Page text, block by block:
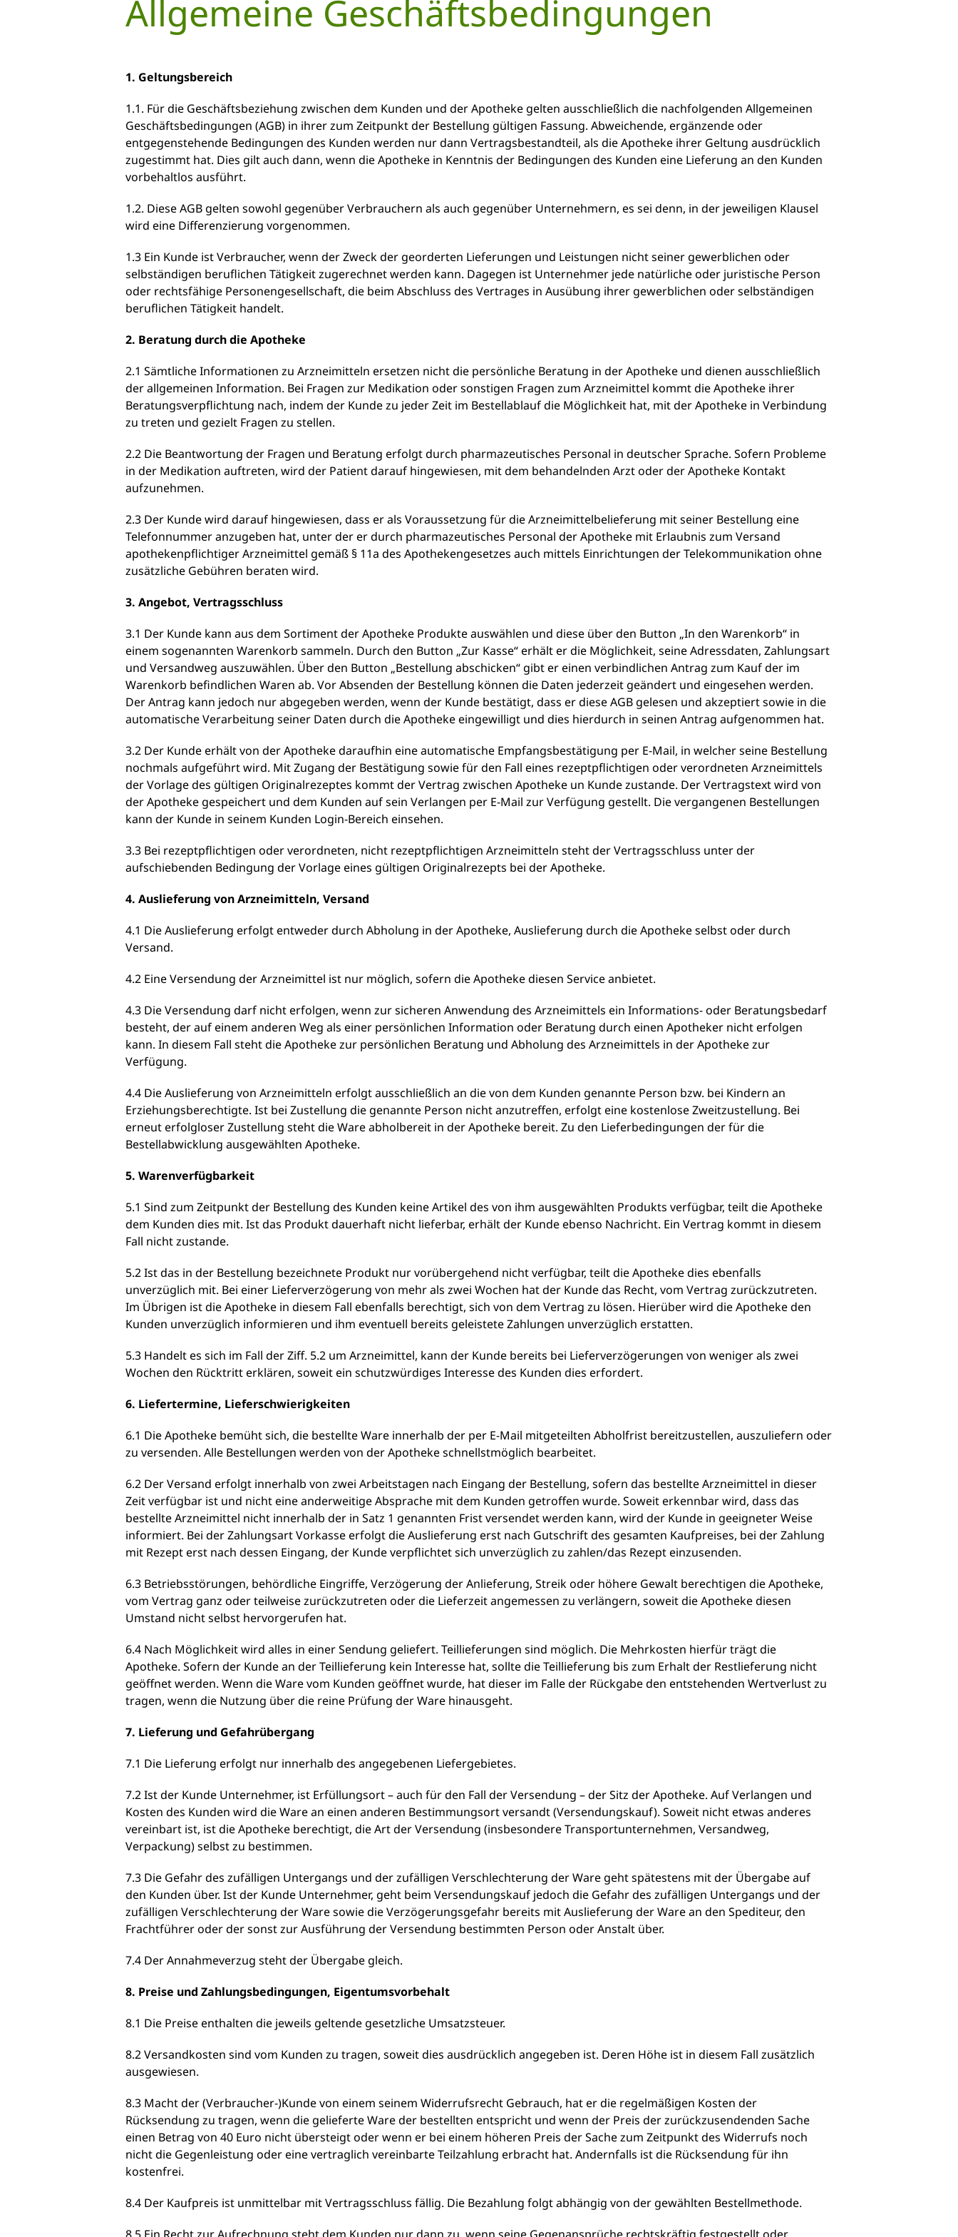
Allgemeine Geschäftsbedingungen
1. Geltungsbereich
1.1. Für die Geschäftsbeziehung zwischen dem Kunden und der Apotheke gelten ausschließlich die nachfolgenden Allgemeinen
Geschäftsbedingungen (AGB) in ihrer zum Zeitpunkt der Bestellung gültigen Fassung. Abweichende, ergänzende oder
entgegenstehende Bedingungen des Kunden werden nur dann Vertragsbestandteil, als die Apotheke ihrer Geltung ausdrücklich
zugestimmt hat. Dies gilt auch dann, wenn die Apotheke in Kenntnis der Bedingungen des Kunden eine Lieferung an den Kunden
vorbehaltlos ausführt.
1.2. Diese AGB gelten sowohl gegenüber Verbrauchern als auch gegenüber Unternehmern, es sei denn, in der jeweiligen Klausel
wird eine Differenzierung vorgenommen.
1.3 Ein Kunde ist Verbraucher, wenn der Zweck der georderten Lieferungen und Leistungen nicht seiner gewerblichen oder
selbständigen beruflichen Tätigkeit zugerechnet werden kann. Dagegen ist Unternehmer jede natürliche oder juristische Person
oder rechtsfähige Personengesellschaft, die beim Abschluss des Vertrages in Ausübung ihrer gewerblichen oder selbständigen
beruflichen Tätigkeit handelt.
2. Beratung durch die Apotheke
2.1 Sämtliche Informationen zu Arzneimitteln ersetzen nicht die persönliche Beratung in der Apotheke und dienen ausschließlich
der allgemeinen Information. Bei Fragen zur Medikation oder sonstigen Fragen zum Arzneimittel kommt die Apotheke ihrer
Beratungsverpflichtung nach, indem der Kunde zu jeder Zeit im Bestellablauf die Möglichkeit hat, mit der Apotheke in Verbindung
zu treten und gezielt Fragen zu stellen.
2.2 Die Beantwortung der Fragen und Beratung erfolgt durch pharmazeutisches Personal in deutscher Sprache. Sofern Probleme
in der Medikation auftreten, wird der Patient darauf hingewiesen, mit dem behandelnden Arzt oder der Apotheke Kontakt
aufzunehmen.
2.3 Der Kunde wird darauf hingewiesen, dass er als Voraussetzung für die Arzneimittelbelieferung mit seiner Bestellung eine
Telefonnummer anzugeben hat, unter der er durch pharmazeutisches Personal der Apotheke mit Erlaubnis zum Versand
apothekenpflichtiger Arzneimittel gemäß § 11a des Apothekengesetzes auch mittels Einrichtungen der Telekommunikation ohne
zusätzliche Gebühren beraten wird.
3. Angebot, Vertragsschluss
3.1 Der Kunde kann aus dem Sortiment der Apotheke Produkte auswählen und diese über den Button „In den Warenkorb“ in
einem sogenannten Warenkorb sammeln. Durch den Button „Zur Kasse“ erhält er die Möglichkeit, seine Adressdaten, Zahlungsart
und Versandweg auszuwählen. Über den Button „Bestellung abschicken“ gibt er einen verbindlichen Antrag zum Kauf der im
Warenkorb befindlichen Waren ab. Vor Absenden der Bestellung können die Daten jederzeit geändert und eingesehen werden.
Der Antrag kann jedoch nur abgegeben werden, wenn der Kunde bestätigt, dass er diese AGB gelesen und akzeptiert sowie in die
automatische Verarbeitung seiner Daten durch die Apotheke eingewilligt und dies hierdurch in seinen Antrag aufgenommen hat.
3.2 Der Kunde erhält von der Apotheke daraufhin eine automatische Empfangsbestätigung per E-Mail, in welcher seine Bestellung
nochmals aufgeführt wird. Mit Zugang der Bestätigung sowie für den Fall eines rezeptpflichtigen oder verordneten Arzneimittels
der Vorlage des gültigen Originalrezeptes kommt der Vertrag zwischen Apotheke un Kunde zustande. Der Vertragstext wird von
der Apotheke gespeichert und dem Kunden auf sein Verlangen per E-Mail zur Verfügung gestellt. Die vergangenen Bestellungen
kann der Kunde in seinem Kunden Login-Bereich einsehen.
3.3 Bei rezeptpflichtigen oder verordneten, nicht rezeptpflichtigen Arzneimitteln steht der Vertragsschluss unter der
aufschiebenden Bedingung der Vorlage eines gültigen Originalrezepts bei der Apotheke.
4. Auslieferung von Arzneimitteln, Versand
4.1 Die Auslieferung erfolgt entweder durch Abholung in der Apotheke, Auslieferung durch die Apotheke selbst oder durch
Versand.
4.2 Eine Versendung der Arzneimittel ist nur möglich, sofern die Apotheke diesen Service anbietet.
4.3 Die Versendung darf nicht erfolgen, wenn zur sicheren Anwendung des Arzneimittels ein Informations- oder Beratungsbedarf
besteht, der auf einem anderen Weg als einer persönlichen Information oder Beratung durch einen Apotheker nicht erfolgen
kann. In diesem Fall steht die Apotheke zur persönlichen Beratung und Abholung des Arzneimittels in der Apotheke zur
Verfügung.
4.4 Die Auslieferung von Arzneimitteln erfolgt ausschließlich an die von dem Kunden genannte Person bzw. bei Kindern an
Erziehungsberechtigte. Ist bei Zustellung die genannte Person nicht anzutreffen, erfolgt eine kostenlose Zweitzustellung. Bei
erneut erfolgloser Zustellung steht die Ware abholbereit in der Apotheke bereit. Zu den Lieferbedingungen der für die
Bestellabwicklung ausgewählten Apotheke.
5. Warenverfügbarkeit
5.1 Sind zum Zeitpunkt der Bestellung des Kunden keine Artikel des von ihm ausgewählten Produkts verfügbar, teilt die Apotheke
dem Kunden dies mit. Ist das Produkt dauerhaft nicht lieferbar, erhält der Kunde ebenso Nachricht. Ein Vertrag kommt in diesem
Fall nicht zustande.
5.2 Ist das in der Bestellung bezeichnete Produkt nur vorübergehend nicht verfügbar, teilt die Apotheke dies ebenfalls
unverzüglich mit. Bei einer Lieferverzögerung von mehr als zwei Wochen hat der Kunde das Recht, vom Vertrag zurückzutreten.
Im Übrigen ist die Apotheke in diesem Fall ebenfalls berechtigt, sich von dem Vertrag zu lösen. Hierüber wird die Apotheke den
Kunden unverzüglich informieren und ihm eventuell bereits geleistete Zahlungen unverzüglich erstatten.
5.3 Handelt es sich im Fall der Ziff. 5.2 um Arzneimittel, kann der Kunde bereits bei Lieferverzögerungen von weniger als zwei
Wochen den Rücktritt erklären, soweit ein schutzwürdiges Interesse des Kunden dies erfordert.
6. Liefertermine, Lieferschwierigkeiten
6.1 Die Apotheke bemüht sich, die bestellte Ware innerhalb der per E-Mail mitgeteilten Abholfrist bereitzustellen, auszuliefern oder
zu versenden. Alle Bestellungen werden von der Apotheke schnellstmöglich bearbeitet.
6.2 Der Versand erfolgt innerhalb von zwei Arbeitstagen nach Eingang der Bestellung, sofern das bestellte Arzneimittel in dieser
Zeit verfügbar ist und nicht eine anderweitige Absprache mit dem Kunden getroffen wurde. Soweit erkennbar wird, dass das
bestellte Arzneimittel nicht innerhalb der in Satz 1 genannten Frist versendet werden kann, wird der Kunde in geeigneter Weise
informiert. Bei der Zahlungsart Vorkasse erfolgt die Auslieferung erst nach Gutschrift des gesamten Kaufpreises, bei der Zahlung
mit Rezept erst nach dessen Eingang, der Kunde verpflichtet sich unverzüglich zu zahlen/das Rezept einzusenden.
6.3 Betriebsstörungen, behördliche Eingriffe, Verzögerung der Anlieferung, Streik oder höhere Gewalt berechtigen die Apotheke,
vom Vertrag ganz oder teilweise zurückzutreten oder die Lieferzeit angemessen zu verlängern, soweit die Apotheke diesen
Umstand nicht selbst hervorgerufen hat.
6.4 Nach Möglichkeit wird alles in einer Sendung geliefert. Teillieferungen sind möglich. Die Mehrkosten hierfür trägt die
Apotheke. Sofern der Kunde an der Teillieferung kein Interesse hat, sollte die Teillieferung bis zum Erhalt der Restlieferung nicht
geöffnet werden. Wenn die Ware vom Kunden geöffnet wurde, hat dieser im Falle der Rückgabe den entstehenden Wertverlust zu
tragen, wenn die Nutzung über die reine Prüfung der Ware hinausgeht.
7. Lieferung und Gefahrübergang
7.1 Die Lieferung erfolgt nur innerhalb des angegebenen Liefergebietes.
7.2 Ist der Kunde Unternehmer, ist Erfüllungsort – auch für den Fall der Versendung – der Sitz der Apotheke. Auf Verlangen und
Kosten des Kunden wird die Ware an einen anderen Bestimmungsort versandt (Versendungskauf). Soweit nicht etwas anderes
vereinbart ist, ist die Apotheke berechtigt, die Art der Versendung (insbesondere Transportunternehmen, Versandweg,
Verpackung) selbst zu bestimmen.
7.3 Die Gefahr des zufälligen Untergangs und der zufälligen Verschlechterung der Ware geht spätestens mit der Übergabe auf
den Kunden über. Ist der Kunde Unternehmer, geht beim Versendungskauf jedoch die Gefahr des zufälligen Untergangs und der
zufälligen Verschlechterung der Ware sowie die Verzögerungsgefahr bereits mit Auslieferung der Ware an den Spediteur, den
Frachtführer oder der sonst zur Ausführung der Versendung bestimmten Person oder Anstalt über.
7.4 Der Annahmeverzug steht der Übergabe gleich.
8. Preise und Zahlungsbedingungen, Eigentumsvorbehalt
8.1 Die Preise enthalten die jeweils geltende gesetzliche Umsatzsteuer.
8.2 Versandkosten sind vom Kunden zu tragen, soweit dies ausdrücklich angegeben ist. Deren Höhe ist in diesem Fall zusätzlich
ausgewiesen.
8.3 Macht der (Verbraucher-)Kunde von einem seinem Widerrufsrecht Gebrauch, hat er die regelmäßigen Kosten der
Rücksendung zu tragen, wenn die gelieferte Ware der bestellten entspricht und wenn der Preis der zurückzusendenden Sache
einen Betrag von 40 Euro nicht übersteigt oder wenn er bei einem höheren Preis der Sache zum Zeitpunkt des Widerrufs noch
nicht die Gegenleistung oder eine vertraglich vereinbarte Teilzahlung erbracht hat. Andernfalls ist die Rücksendung für ihn
kostenfrei.
8.4 Der Kaufpreis ist unmittelbar mit Vertragsschluss fällig. Die Bezahlung folgt abhängig von der gewählten Bestellmethode.